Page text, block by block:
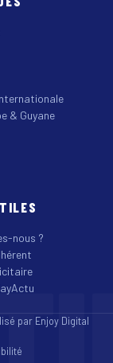
& Guyane
nous ?
par Enjoy Digital